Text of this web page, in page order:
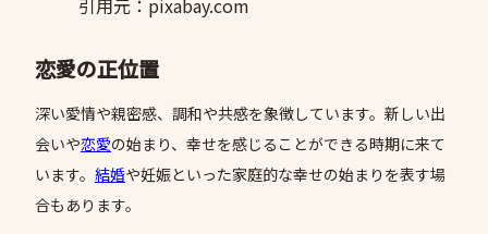
引用元：pixabay.com
恋愛の正位置
深い愛情や親密感、調和や共感を象徴しています。新しい出
会いや恋愛の始まり、幸せを感じることができる時期に来て
います。 結婚や妊娠といった家庭的な幸せの始まりを表す場
合もあります。